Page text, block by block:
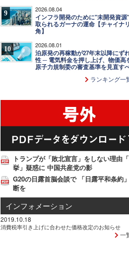
9 2026.08.04
インフラ開発のために"未開発資
取られるガーナの運命【チャイナ
角】
10 2026.08.01
泊原発の再稼動が27年末以降にず
性 ─ 電気料金を押し上げ、物価高
原子力規制委の審査基準を見直す
ランキング一
トランプが「敗北宣言」をしない理由
挙」疑惑に 中国共産党の影
G20の日露首脳会談で 「日露平和条約
断を
インフォメーション
2019.10.18
消費税率引き上げに合わせた価格改定のお知らせ
一